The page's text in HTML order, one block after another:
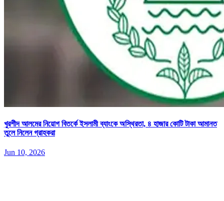
খুরশীদ আলমের নিয়োগ বিতর্কে ইসলামী ব্যাংকে অস্থিরতা, ৪ হাজার কোটি টাকা আমানত
তুলে নিলেন গ্রাহকরা
Jun 10, 2026